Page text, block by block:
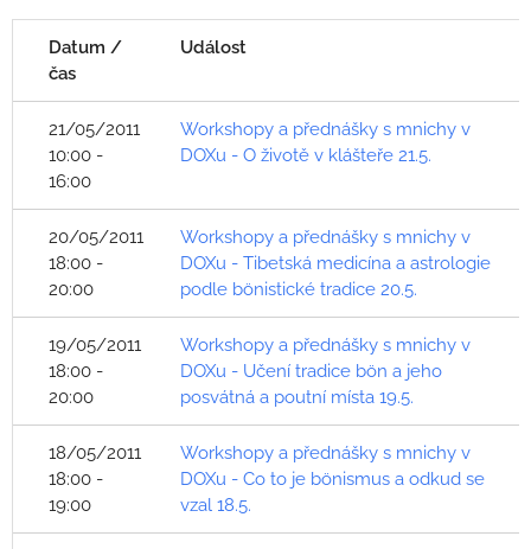
Datum /
čas
Událost
21/05/2011
10:00 -
16:00
Workshopy a přednášky s mnichy v
DOXu - O životě v klášteře 21.5.
20/05/2011
18:00 -
20:00
Workshopy a přednášky s mnichy v
DOXu - Tibetská medicína a astrologie
podle bönistické tradice 20.5.
19/05/2011
18:00 -
20:00
Workshopy a přednášky s mnichy v
DOXu - Učení tradice bön a jeho
posvátná a poutní místa 19.5.
18/05/2011
18:00 -
19:00
Workshopy a přednášky s mnichy v
DOXu - Co to je bönismus a odkud se
vzal 18.5.